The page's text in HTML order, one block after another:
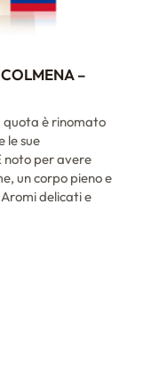
–
è rinomato
le sue
noto per avere
un corpo pieno e
delicati e